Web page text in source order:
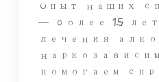
Опыт наших
— более 15
лечения
помогаем